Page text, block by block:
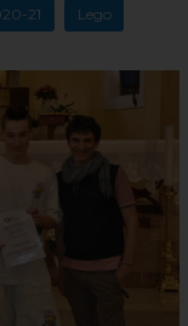
21 Lego